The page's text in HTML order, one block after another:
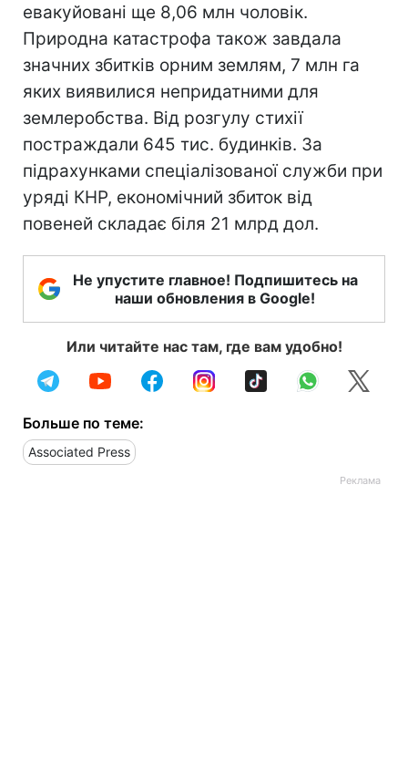
евакуйовані ще 8,06 млн чоловік.
Природна катастрофа також завдала
значних збитків орним землям, 7 млн га
яких виявилися непридатними для
землеробства. Від розгулу стихії
постраждали 645 тис. будинків. За
підрахунками спеціалізованої служби при
уряді КНР, економічний збиток від
повеней складає біля 21 млрд дол.
Не упустите главное! Подпишитесь на
наши обновления в Google!
Или читайте нас там, где вам удобно!
Больше по теме:
Associated Press